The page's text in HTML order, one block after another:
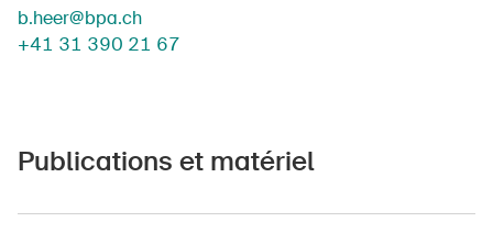
b.heer@bpa.ch
+41 31 390 21 67
Publications et matériel